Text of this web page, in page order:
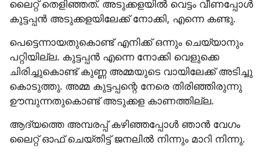
ലൈറ്റ് തെളിഞ്ഞത്. അടുക്കളയിൽ വെട്ടം വീണപ്പോൾ
കുട്ടപ്പൻ അടുക്കളയിലേക്ക് നോക്കി, എന്നെ കണ്ടു.
പെട്ടെന്നായതുകൊണ്ട് എനിക്ക് ഒന്നും ചെയ്യാനും
പറ്റിയില്ല. കുട്ടപ്പൻ എന്നെ നോക്കി വെളുക്കെ
ചിരിച്ചുകൊണ്ട് കുണ്ണ അമ്മയുടെ വായിലേക്ക് അടിച്ചു
കൊടുത്തു. അമ്മ കുട്ടപ്പന്റെ നേരെ തിരിഞ്ഞിരുന്നു
ഊമ്പുന്നതുകൊണ്ട് അടുക്കള കാണത്തില്ല.
ആദ്യത്തെ അമ്പരപ്പ് കഴിഞ്ഞപ്പോൾ ഞാൻ വേഗം
ലൈറ്റ് ഓഫ് ചെയ്‍തിട്ട് ജനലിൽ നിന്നും മാറി നിന്നു.